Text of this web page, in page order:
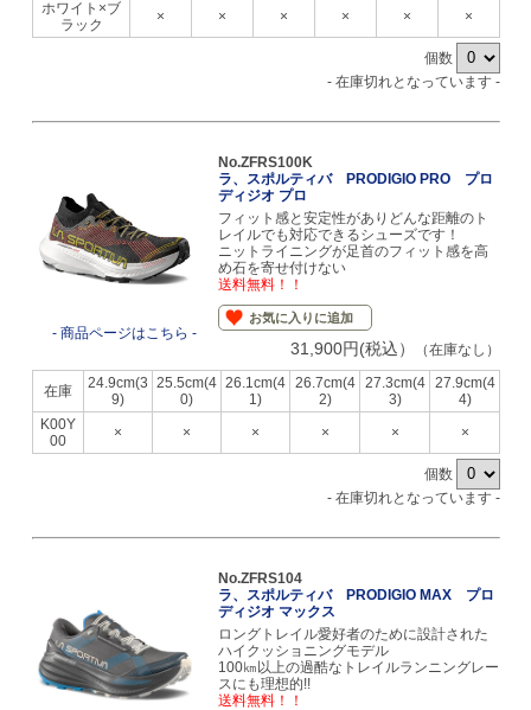
ホワイト×ブ
ラック
× × × × × ×
個数
- 在庫切れとなっています -
- 商品ページはこちら -
No.ZFRS100K
ラ、スポルティバ PRODIGIO PRO プロ
ディジオ プロ
フィット感と安定性がありどんな距離のト
レイルでも対応できるシューズです！
ニットライニングが足首のフィット感を高
め石を寄せ付けない
送料無料！！
お気に入りに追加
31,900円(税込） （在庫なし）
在庫
24.9cm(3
9)
25.5cm(4
0)
26.1cm(4
1)
26.7cm(4
2)
27.3cm(4
3)
27.9cm(4
4)
K00Y
00
× × × × × ×
個数
- 在庫切れとなっています -
No.ZFRS104
ラ、スポルティバ PRODIGIO MAX プロ
ディジオ マックス
ロングトレイル愛好者のために設計された
ハイクッショニングモデル
100㎞以上の過酷なトレイルランニングレー
スにも理想的!!
送料無料！！